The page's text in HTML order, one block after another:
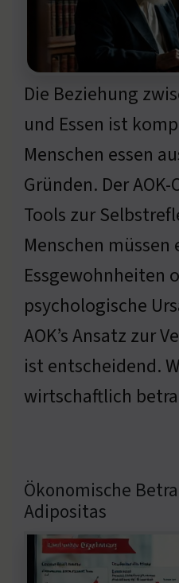
Die Beziehung
und Essen ist
Menschen essen
Gründen. Der
Tools zur
Menschen
Essgewohnheiten
psychologische
AOK’s Ansatz zur
ist entscheidend.
wirtschaftlich
Ökonomische
Adipositas